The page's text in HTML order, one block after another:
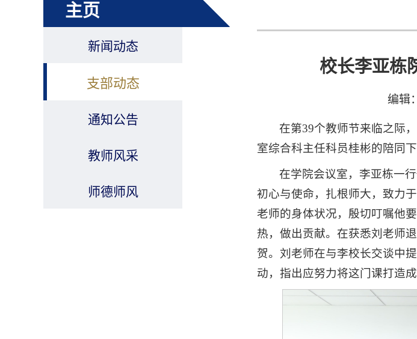
主页
新闻动态
支部动态
通知公告
教师风采
师德师风
校长李亚栋
编辑
在第39个教师节来临之际
室综合科主任科员桂彬的陪同
在学院会议室，李亚栋一
初心与使命， 扎根师大， 致力
老师的身体状况，殷切叮嘱他
热，做出贡献。在获悉刘老师
贺。刘老师在与李校长交谈中
动，指出应努力将这门课打造